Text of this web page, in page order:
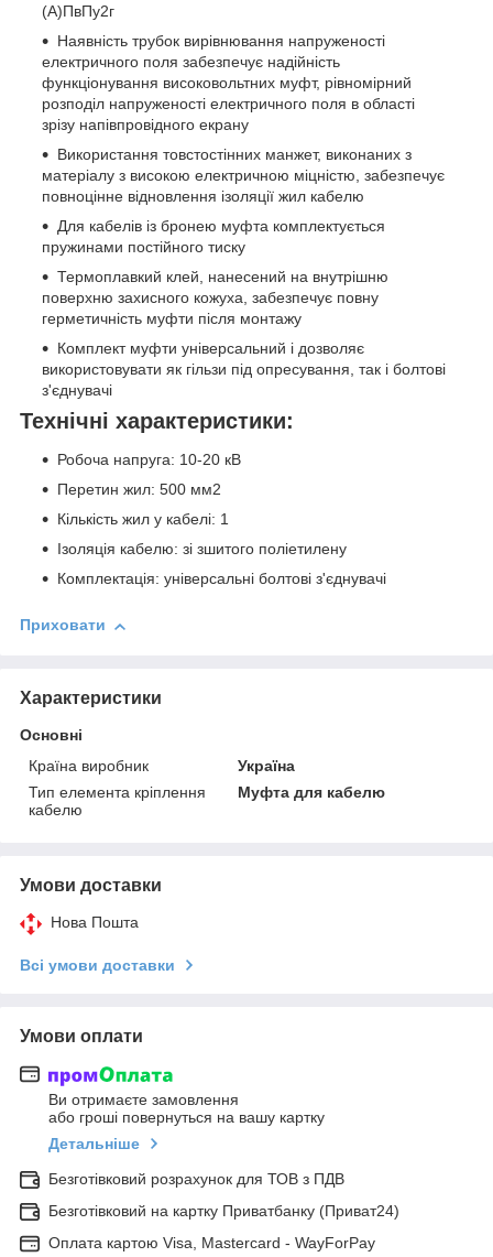
(А)ПвПу2г
Наявність трубок вирівнювання напруженості
електричного поля забезпечує надійність
функціонування високовольтних муфт, рівномірний
розподіл напруженості електричного поля в області
зрізу напівпровідного екрану
Використання товстостінних манжет, виконаних з
матеріалу з високою електричною міцністю, забезпечує
повноцінне відновлення ізоляції жил кабелю
Для кабелів із бронею муфта комплектується
пружинами постійного тиску
Термоплавкий клей, нанесений на внутрішню
поверхню захисного кожуха, забезпечує повну
герметичність муфти після монтажу
Комплект муфти універсальний і дозволяє
використовувати як гільзи під опресування, так і болтові
з'єднувачі
Технічні характеристики:
Робоча напруга: 10-20 кВ
Перетин жил: 500 мм2
Кількість жил у кабелі: 1
Ізоляція кабелю: зі зшитого поліетилену
Комплектація: універсальні болтові з'єднувачі
Приховати
Характеристики
Основні
Країна виробник
Україна
Тип елемента кріплення
кабелю
Муфта для кабелю
Умови доставки
Нова Пошта
Всі умови доставки
Умови оплати
Ви отримаєте замовлення
або гроші повернуться на вашу картку
Детальніше
Безготівковий розрахунок для ТОВ з ПДВ
Безготівковий на картку Приватбанку (Приват24)
Оплата картою Visa, Mastercard - WayForPay